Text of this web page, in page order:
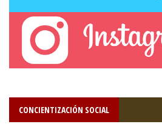
CONCIENTIZACIÓN SOCIAL